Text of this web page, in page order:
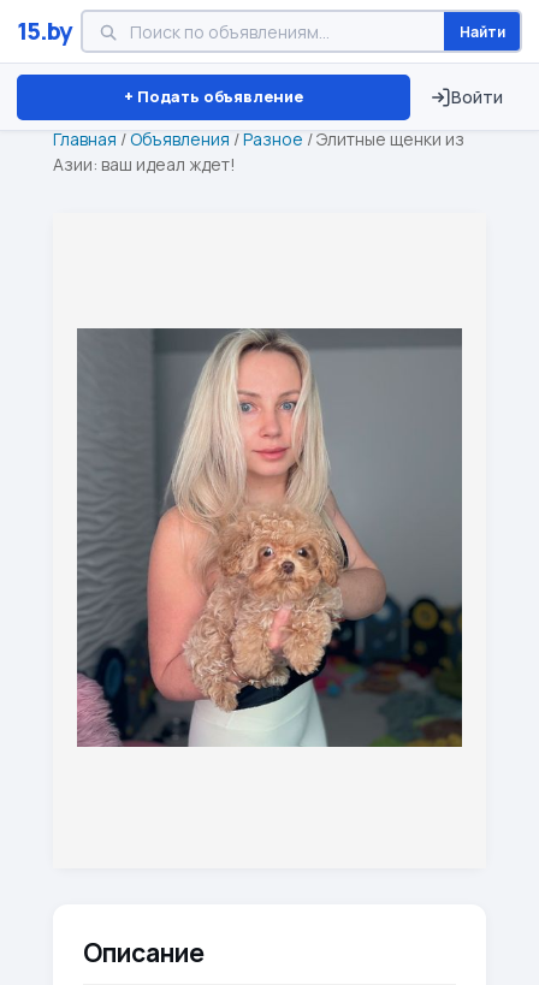
15.by Найти
+ Подать объявление Войти
Минск Витебск Брест ⏱ ТОЛЬКО 15 ДНЕЙ
Главная /Объявления /Разное /Элитные щенки из
Азии: ваш идеал ждет!
Описание